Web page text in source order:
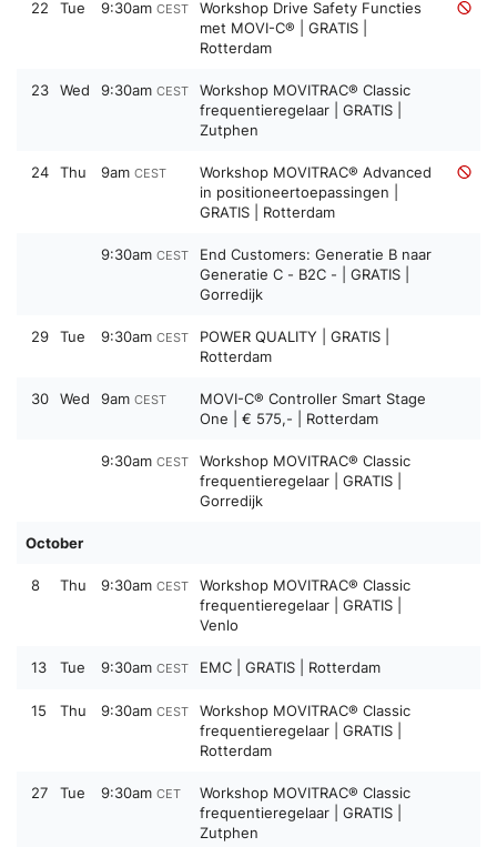
22 Tue 9:30am CEST
Workshop Drive Safety Functies
met MOVI-C® | GRATIS |
Rotterdam
23 Wed 9:30am CEST
Workshop MOVITRAC® Classic
frequentieregelaar | GRATIS |
Zutphen
24 Thu 9am CEST
Workshop MOVITRAC® Advanced
in positioneertoepassingen |
GRATIS | Rotterdam
9:30am CEST
End Customers: Generatie B naar
Generatie C - B2C - | GRATIS |
Gorredijk
29 Tue 9:30am CEST
POWER QUALITY | GRATIS |
Rotterdam
30 Wed 9am CEST
MOVI-C® Controller Smart Stage
One | € 575,- | Rotterdam
9:30am CEST
Workshop MOVITRAC® Classic
frequentieregelaar | GRATIS |
Gorredijk
October
8 Thu 9:30am CEST
Workshop MOVITRAC® Classic
frequentieregelaar | GRATIS |
Venlo
13 Tue 9:30am CEST EMC | GRATIS | Rotterdam
15 Thu 9:30am CEST
Workshop MOVITRAC® Classic
frequentieregelaar | GRATIS |
Rotterdam
27 Tue 9:30am CET
Workshop MOVITRAC® Classic
frequentieregelaar | GRATIS |
Zutphen